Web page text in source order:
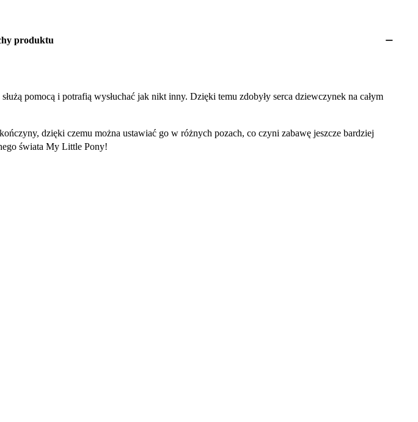
produktu
pomocą i potrafią wysłuchać jak nikt inny. Dzięki temu zdobyły serca dziewczynek na całym
dzięki czemu można ustawiać go w różnych pozach, co czyni zabawę jeszcze bardziej
świata My Little Pony!